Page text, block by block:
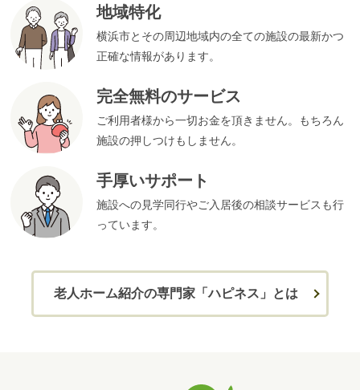
地域特化
横浜市とその周辺地域内の全ての施設の最新かつ
正確な情報があります。
完全無料のサービス
ご利用者様から一切お金を頂きません。もちろん
施設の押しつけもしません。
手厚いサポート
施設への見学同行やご入居後の相談サービスも行
っています。
老人ホーム紹介の専門家「ハピネス」とは